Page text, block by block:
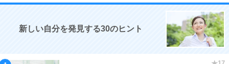
新しい自分を発見する30のヒント